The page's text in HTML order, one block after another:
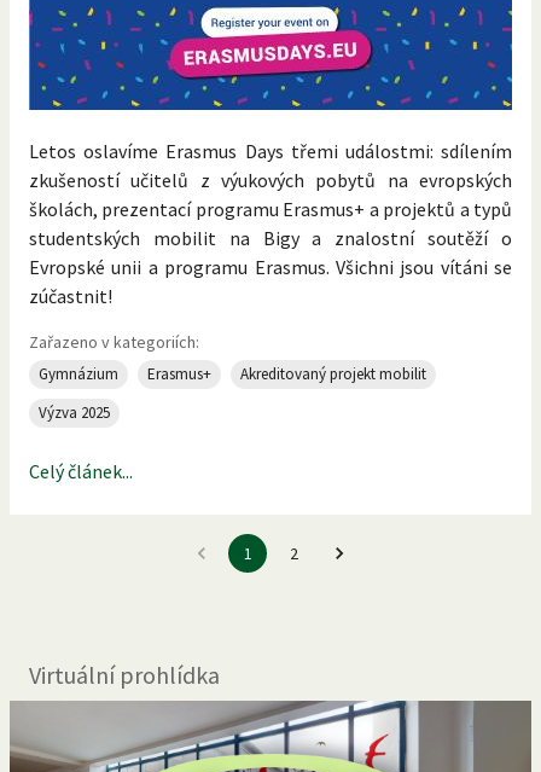
Letos oslavíme Erasmus Days třemi událostmi: sdílením
zkušeností učitelů z výukových pobytů na evropských
školách, prezentací programu Erasmus+ a projektů a typů
studentských mobilit na Bigy a znalostní soutěží o
Evropské unii a programu Erasmus. Všichni jsou vítáni se
zúčastnit!
Zařazeno v kategoriích:
Gymnázium Erasmus+
Akreditovaný projekt mobilit
Výzva 2025
Celý článek...
1 2
Virtuální prohlídka